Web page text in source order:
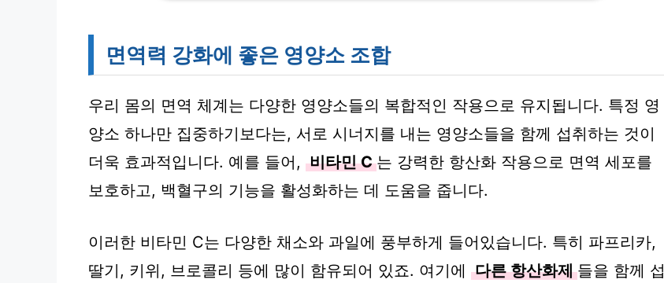
면역력 강화에 좋은 영양소 조합
우리 몸의 면역 체계는 다양한 영양소들의 복합적인 작용으로 유지됩니다. 특정 영
양소 하나만 집중하기보다는, 서로 시너지를 내는 영양소들을 함께 섭취하는 것이
더욱 효과적입니다. 예를 들어, 비타민 C 는 강력한 항산화 작용으로 면역 세포를
보호하고, 백혈구의 기능을 활성화하는 데 도움을 줍니다.
이러한 비타민 C는 다양한 채소와 과일에 풍부하게 들어있습니다. 특히 파프리카,
딸기, 키위, 브로콜리 등에 많이 함유되어 있죠. 여기에 다른 항산화제 들을 함께 섭